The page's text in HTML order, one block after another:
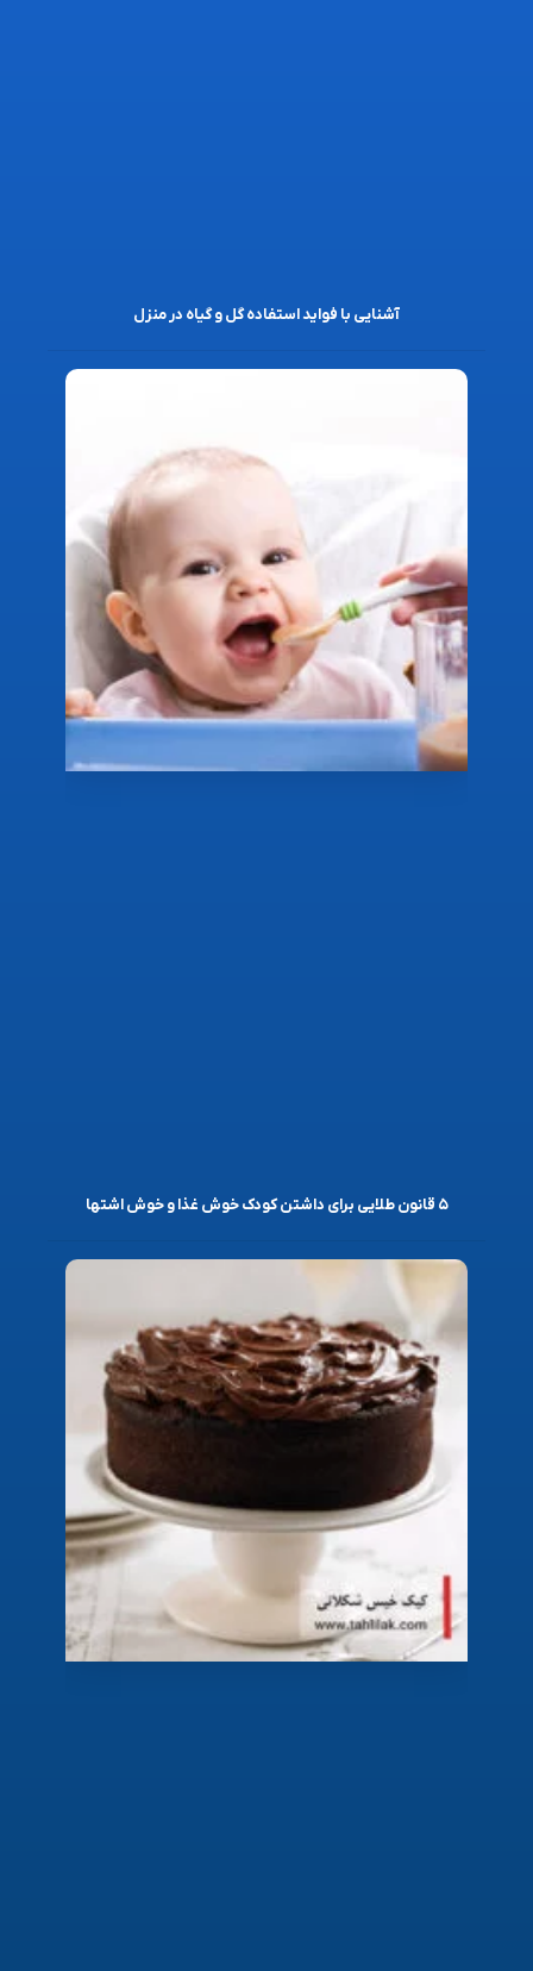
آشنایی با فواید استفاده گل و گیاه در منزل
۵ قانون طلایی برای داشتن کودک خوش غذا و خوش اشتها